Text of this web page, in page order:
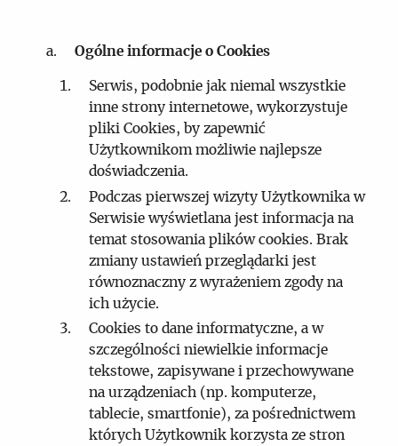
Ogólne informacje o Cookies
Serwis, podobnie jak niemal wszystkie
inne strony internetowe, wykorzystuje
pliki Cookies, by zapewnić
Użytkownikom możliwie najlepsze
doświadczenia.
Podczas pierwszej wizyty Użytkownika w
Serwisie wyświetlana jest informacja na
temat stosowania plików cookies. Brak
zmiany ustawień przeglądarki jest
równoznaczny z wyrażeniem zgody na
ich użycie.
Cookies to dane informatyczne, a w
szczególności niewielkie informacje
tekstowe, zapisywane i przechowywane
na urządzeniach (np. komputerze,
tablecie, smartfonie), za pośrednictwem
których Użytkownik korzysta ze stron